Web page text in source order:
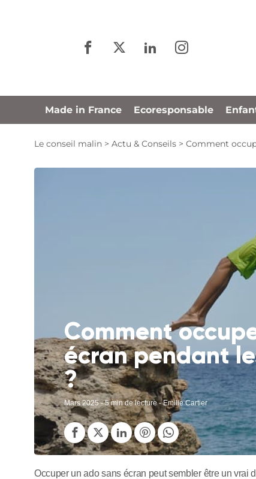
Made in France Ecoresponsable
Le conseil malin > Actu & Conseils > Comment
Comment
écran pendant
?
Mars 2025- 5 min de lecture - Emilie Cartier
Occuper un ado sans écran peut sembler être un vrai